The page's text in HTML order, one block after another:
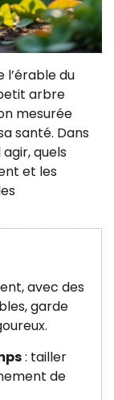
l’érable du
arbre
mesurée
santé. Dans
quels
et les
avec des
garde
: tailler
de